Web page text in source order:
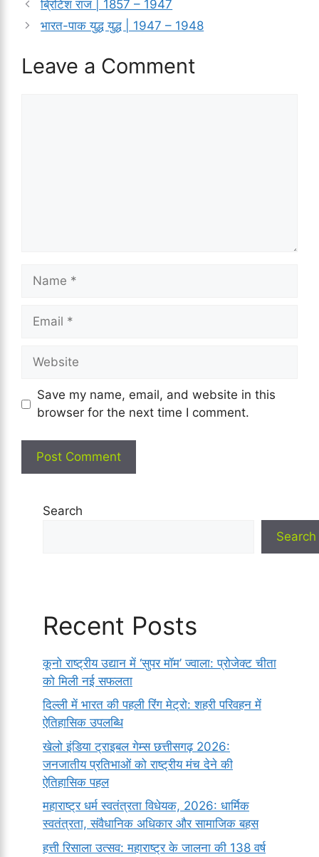
ब्रिटिश राज | 1857 – 1947
भारत-पाक युद्ध युद्ध | 1947 – 1948
Leave a Comment
Name
Email
Website
Save my name, email, and website in this
browser for the next time I comment.
Search
Search
Recent Posts
कूनो राष्ट्रीय उद्यान में ‘सुपर मॉम’ ज्वाला: प्रोजेक्ट चीता
को मिली नई सफलता
दिल्ली में भारत की पहली रिंग मेट्रो: शहरी परिवहन में
ऐतिहासिक उपलब्धि
खेलो इंडिया ट्राइबल गेम्स छत्तीसगढ़ 2026:
जनजातीय प्रतिभाओं को राष्ट्रीय मंच देने की
ऐतिहासिक पहल
महाराष्ट्र धर्म स्वतंत्रता विधेयक, 2026: धार्मिक
स्वतंत्रता, संवैधानिक अधिकार और सामाजिक बहस
हत्ती रिसाला उत्सव: महाराष्ट्र के जालना की 138 वर्ष